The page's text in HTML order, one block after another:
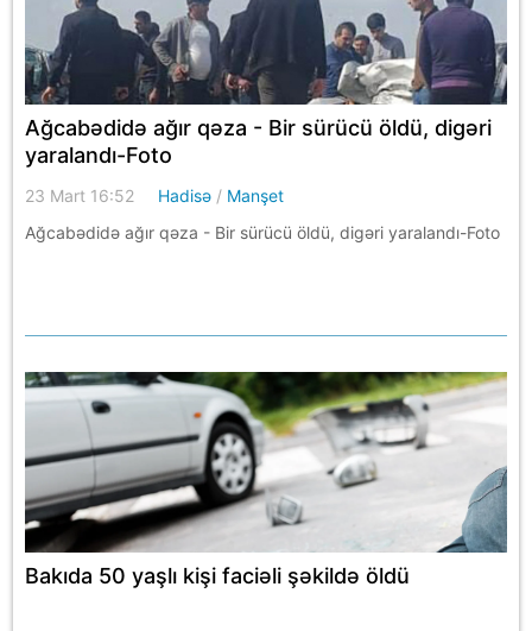
Ağcabədidə ağır qəza - Bir sürücü öldü, digəri
yaralandı-Foto
23 Mart 16:52 Hadisə / Manşet
Ağcabədidə ağır qəza - Bir sürücü öldü, digəri yaralandı-Foto
Bakıda 50 yaşlı kişi faciəli şəkildə öldü